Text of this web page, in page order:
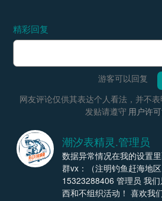
精彩回复
游客可以回复
网友评论仅供其表达个人看法，并不
发贴请遵守 用户许
潮汐表精灵.管理员
数据异常情况在我的设置
群vx：（注明钓鱼赶海地
15323288406 管理员 我
西和不组织活动！ 喜欢我